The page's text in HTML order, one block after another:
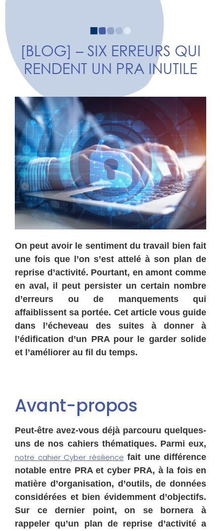
[BLOG] – SIX ERREURS QUI
RENDENT UN PRA INUTILE
On peut avoir le sentiment du travail bien fait
une fois que l’on s’est attelé à son plan de
reprise d’activité. Pourtant, en amont comme
en aval, il peut persister un certain nombre
d’erreurs ou de manquements qui
affaiblissent sa portée. Cet article vous guide
dans l’écheveau des suites à donner à
l’édification d’un PRA pour le garder solide
et l’améliorer au fil du temps.
Avant-propos
Peut-être avez-vous déjà parcouru quelques-
uns de nos cahiers thématiques. Parmi eux,
notre cahier Cyber résilience fait une différence
notable entre PRA et cyber PRA, à la fois en
matière d’organisation, d’outils, de données
considérées et bien évidemment d’objectifs.
Sur ce dernier point, on se bornera à
rappeler qu’un plan de reprise d’activité a